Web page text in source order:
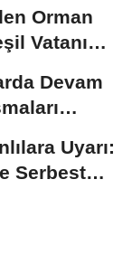
Orman
Vatanı
Devam
Uyarı:
Serbest